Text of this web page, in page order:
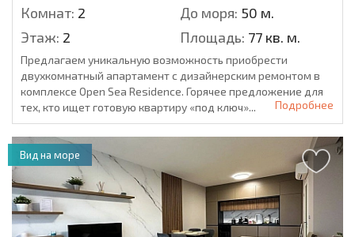
Комнат: 2 До моря: 50 м.
Этаж: 2 Площадь: 77 кв. м.
Предлагаем уникальную возможность приобрести
двухкомнатный апартамент с дизайнерским ремонтом в
комплексе Open Sea Residence. Горячее предложение для
тех, кто ищет готовую квартиру «под ключ»...
Подробнее
Вид на море